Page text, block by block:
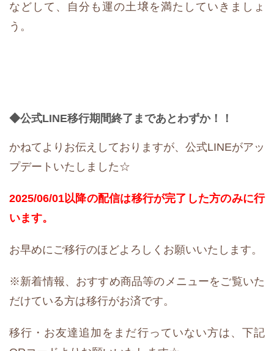
などして、自分も運の土壌を満たしていきましょ
う。
◆公式LINE移行期間終了まであとわずか！！
かねてよりお伝えしておりますが、公式LINEがアッ
プデートいたしました☆
2025/06/01以降の配信は移行が完了した方のみに行
います。
お早めにご移行のほどよろしくお願いいたします。
※新着情報、おすすめ商品等のメニューをご覧いた
だけている方は移行がお済です。
移行・お友達追加をまだ行っていない方は、下記